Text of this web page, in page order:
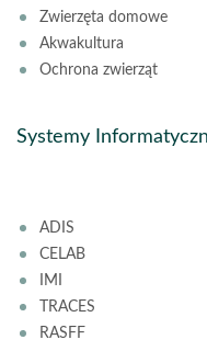
Zwierzęta domowe
Akwakultura
Ochrona zwierząt
Systemy
ADIS
CELAB
IMI
TRACES
RASFF